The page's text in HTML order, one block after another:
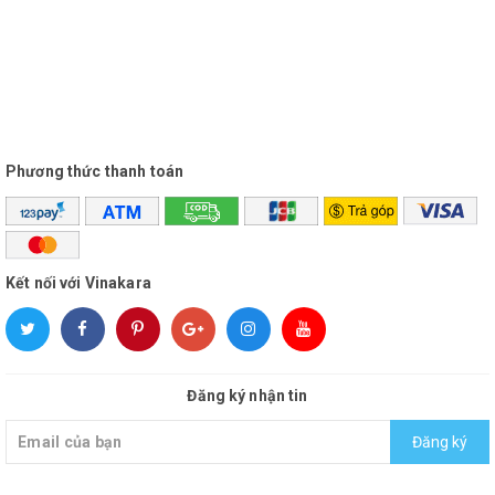
Phương thức thanh toán
Kết nối với Vinakara
Đăng ký nhận tin
Đăng ký